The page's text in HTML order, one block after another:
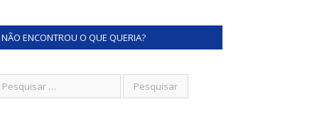
NÃO ENCONTROU O QUE QUERIA?